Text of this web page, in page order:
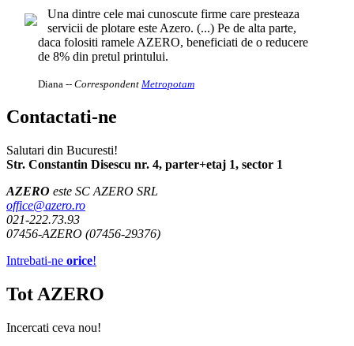
Una dintre cele mai cunoscute firme care presteaza
servicii de plotare este Azero. (...) Pe de alta parte,
daca folositi ramele AZERO, beneficiati de o reducere
de 8% din pretul printului.
Diana -- Correspondent Metropotam
Contactati-ne
Salutari din Bucuresti!
Str. Constantin Disescu nr. 4, parter+etaj 1, sector 1
AZERO este SC AZERO SRL
office@azero.ro
021-222.73.93
07456-AZERO (07456-29376)
Intrebati-ne orice!
Tot AZERO
Incercati ceva nou!